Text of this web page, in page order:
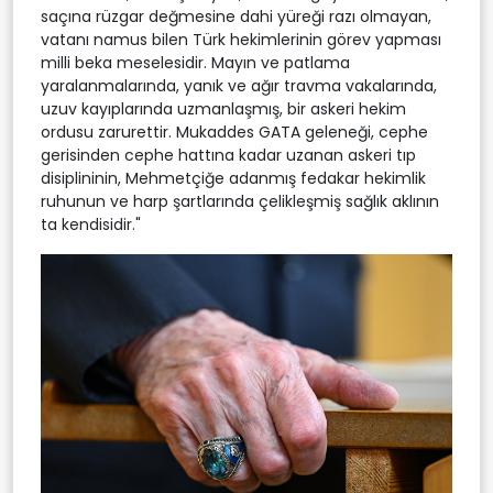
saçına rüzgar değmesine dahi yüreği razı olmayan,
vatanı namus bilen Türk hekimlerinin görev yapması
milli beka meselesidir. Mayın ve patlama
yaralanmalarında, yanık ve ağır travma vakalarında,
uzuv kayıplarında uzmanlaşmış, bir askeri hekim
ordusu zarurettir. Mukaddes GATA geleneği, cephe
gerisinden cephe hattına kadar uzanan askeri tıp
disiplininin, Mehmetçiğe adanmış fedakar hekimlik
ruhunun ve harp şartlarında çelikleşmiş sağlık aklının
ta kendisidir."